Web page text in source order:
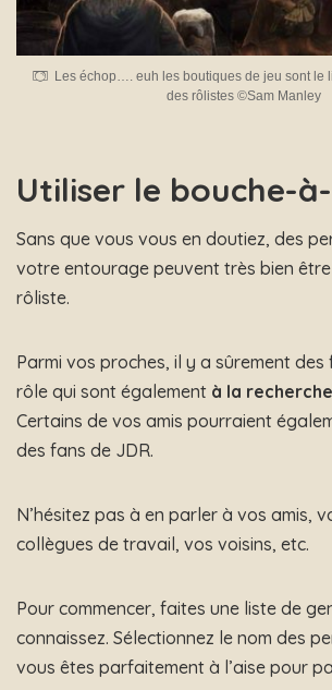
Les échop…. euh les boutiques de jeu sont le
des rôlistes ©Sam Manley
Utiliser le bouche-
Sans que vous vous en doutiez, des
votre entourage peuvent très bien
rôliste.
Parmi vos proches, il y a sûrement
rôle qui sont également à la
Certains de vos amis pourraient
des fans de JDR.
N’hésitez pas à en parler à vos amis,
collègues de travail, vos voisins, etc.
Pour commencer, faites une liste de
connaissez. Sélectionnez le nom des
vous êtes parfaitement à l’aise pour